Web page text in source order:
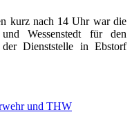
kurz nach 14 Uhr war die
Wessenstedt für den
Dienststelle in Ebstorf
und THW